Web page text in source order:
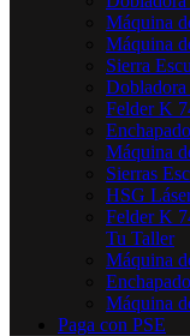
Máquina
Máquina
Sierra
Felder K
Máquina
Sierras
HSG
Felder K
Tu Taller
Máquina
Máquina
Paga con PSE